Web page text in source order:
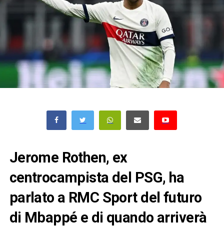
Jerome Rothen, ex
centrocampista del PSG, ha
parlato a RMC Sport del futuro
di Mbappé e di quando arriverà